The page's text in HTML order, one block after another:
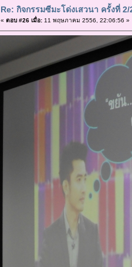
Re: กิจกรรมซีมะโด่งเสวนา ครั้งที่
« ตอบ #26 เมื่อ:11 พฤษภาคม 2556, 22:06:56 »